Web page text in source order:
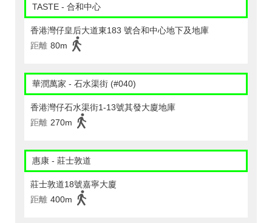
TASTE - 合和中心
香港灣仔皇后大道東183 號合和中心地下及地庫
距離 80m
華潤萬家 - 石水渠街 (#040)
香港灣仔石水渠街1-13號其發大廈地庫
距離 270m
惠康 - 莊士敦道
莊士敦道18號嘉寧大廈
距離 400m